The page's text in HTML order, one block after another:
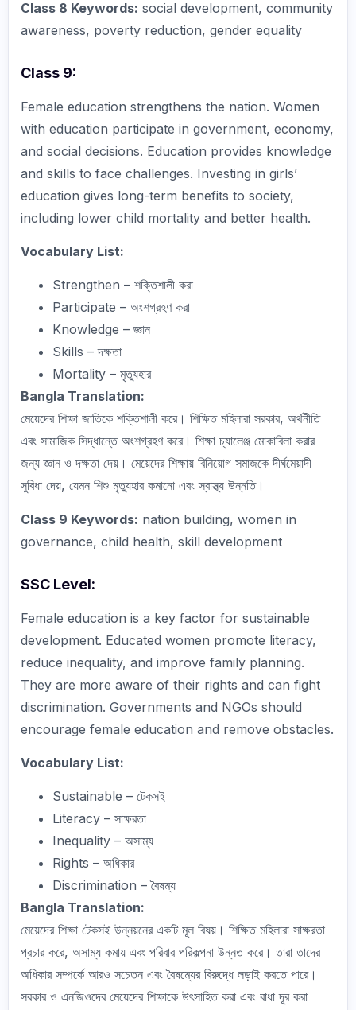
Class 8 Keywords: social development, community
awareness, poverty reduction, gender equality
Class 9:
Female education strengthens the nation. Women
with education participate in government, economy,
and social decisions. Education provides knowledge
and skills to face challenges. Investing in girls’
education gives long-term benefits to society,
including lower child mortality and better health.
Vocabulary List:
Strengthen – শক্তিশালী করা
Participate – অংশগ্রহণ করা
Knowledge – জ্ঞান
Skills – দক্ষতা
Mortality – মৃত্যুহার
Bangla Translation:
মেয়েদের শিক্ষা জাতিকে শক্তিশালী করে। শিক্ষিত মহিলারা সরকার, অর্থনীতি
এবং সামাজিক সিদ্ধান্তে অংশগ্রহণ করে। শিক্ষা চ্যালেঞ্জ মোকাবিলা করার
জন্য জ্ঞান ও দক্ষতা দেয়। মেয়েদের শিক্ষায় বিনিয়োগ সমাজকে দীর্ঘমেয়াদী
সুবিধা দেয়, যেমন শিশু মৃত্যুহার কমানো এবং স্বাস্থ্য উন্নতি।
Class 9 Keywords: nation building, women in
governance, child health, skill development
SSC Level:
Female education is a key factor for sustainable
development. Educated women promote literacy,
reduce inequality, and improve family planning.
They are more aware of their rights and can fight
discrimination. Governments and NGOs should
encourage female education and remove obstacles.
Vocabulary List:
Sustainable – টেকসই
Literacy – সাক্ষরতা
Inequality – অসাম্য
Rights – অধিকার
Discrimination – বৈষম্য
Bangla Translation:
মেয়েদের শিক্ষা টেকসই উন্নয়নের একটি মূল বিষয়। শিক্ষিত মহিলারা সাক্ষরতা
প্রচার করে, অসাম্য কমায় এবং পরিবার পরিকল্পনা উন্নত করে। তারা তাদের
অধিকার সম্পর্কে আরও সচেতন এবং বৈষম্যের বিরুদ্ধে লড়াই করতে পারে।
সরকার ও এনজিওদের মেয়েদের শিক্ষাকে উৎসাহিত করা এবং বাধা দূর করা